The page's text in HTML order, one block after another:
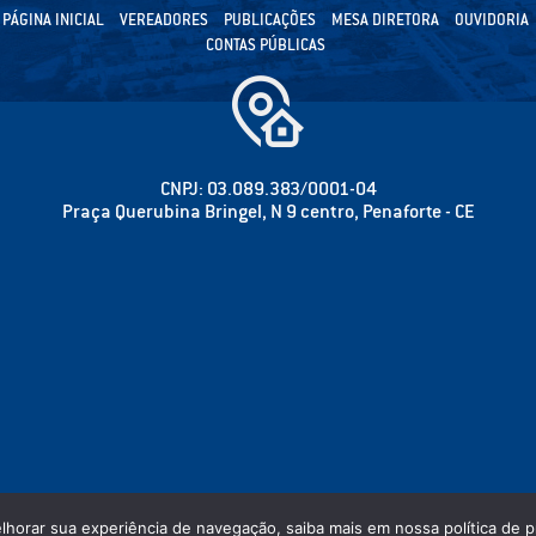
PÁGINA INICIAL VEREADORES PUBLICAÇÕES MESA DIRETORA
OUVIDORIA
CONTAS PÚBLICAS
CNPJ: 03.089.383/0001-04
Praça Querubina Bringel, N 9 centro, Penaforte - CE
sua experiência de navegação, saiba mais em nossa política de